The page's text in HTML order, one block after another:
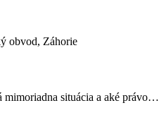
obvod, Záhorie
mimoriadna situácia a aké právo…